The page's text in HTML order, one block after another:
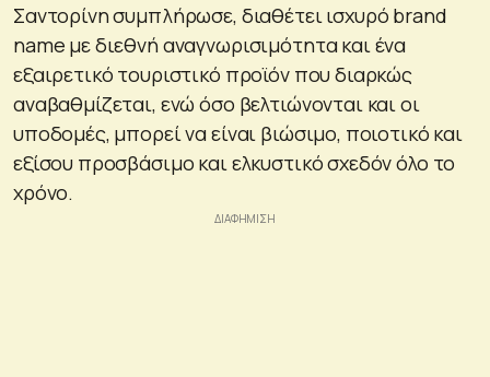
Σαντορίνη συμπλήρωσε, διαθέτει ισχυρό brand
name με διεθνή αναγνωρισιμότητα και ένα
εξαιρετικό τουριστικό προϊόν που διαρκώς
αναβαθμίζεται, ενώ όσο βελτιώνονται και οι
υποδομές, μπορεί να είναι βιώσιμο, ποιοτικό και
εξίσου προσβάσιμο και ελκυστικό σχεδόν όλο το
χρόνο.